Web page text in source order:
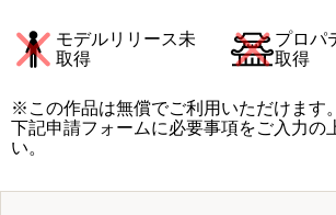
モデルリリース未
取得
プロパ
取得
※この作品は無償でご利用いただけます
下記申請フォームに必要事項をご入力の
い。